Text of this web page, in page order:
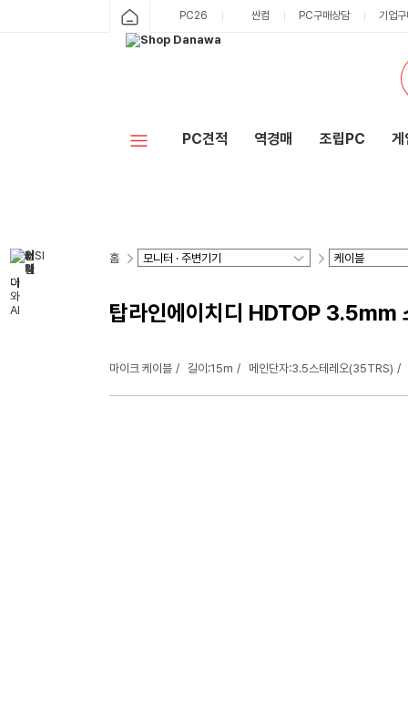
PC26 싼컴 PC구매상담 기업
PC견적 역경매 조립PC 게
홈
탑라인에이치디 HDTOP
마이크 케이블 길이:15m 메인단자:3.5스테레오(35TRS)